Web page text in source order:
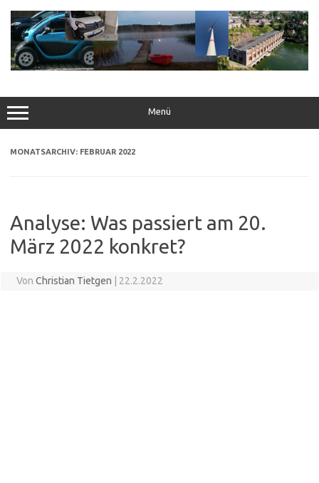
Inhalt
springen
Menü
MONATSARCHIV: FEBRUAR 2022
Analyse: Was passiert am 20.
März 2022 konkret?
Von Christian Tietgen | 22.2.2022